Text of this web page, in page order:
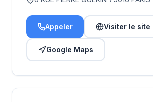
Appeler Visiter le site
Google Maps